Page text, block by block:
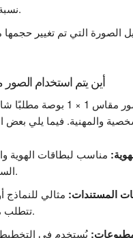
نسبة العرض إلى الارتفاع.
الصورة التي تم تغيير
أين يتم استخدام الصور مقاس 1
تعد الصور مقاس 1 × 1
مناسب لبطاقات الهوية
السفر وطلبات التأشيرة.
المستندات: مثالي للنماذج
تتطلب مرفقات صور صغيرة.
يُستخدم في